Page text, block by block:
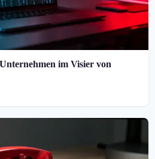
im Visier von